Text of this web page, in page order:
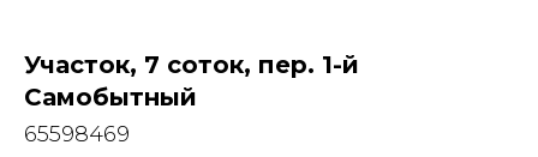
Участок, 7 соток, пер. 1-й
Самобытный
65598469